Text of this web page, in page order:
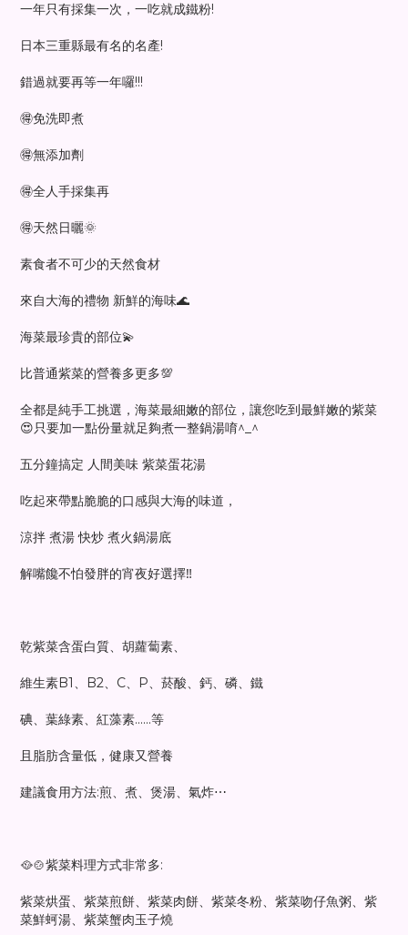
一年只有採集一次，一吃就成鐵粉!
日本三重縣最有名的名產!
錯過就要再等一年囉!!!
🉐免洗即煮
🉐無添加劑
🉐全人手採集再
🉐天然日曬🌞
素食者不可少的天然食材
來自大海的禮物 新鮮的海味🌊
海菜最珍貴的部位💫
比普通紫菜的營養多更多💯
全都是純手工挑選，海菜最細嫩的部位，讓您吃到最鮮嫩的紫菜
😍只要加一點份量就足夠煮一整鍋湯唷^_^
五分鐘搞定 人間美味 紫菜蛋花湯
吃起來帶點脆脆的口感與大海的味道，
涼拌 煮湯 快炒 煮火鍋湯底
解嘴饞不怕發胖的宵夜好選擇‼️
乾紫菜含蛋白質、胡蘿蔔素、
維生素B1、B2、C、P、菸酸、鈣、磷、鐵
碘、葉綠素、紅藻素......等
且脂肪含量低，健康又營養
建議食用方法:煎、煮、煲湯、氣炸⋯
🥘🍲紫菜料理方式非常多:
紫菜烘蛋、紫菜煎餅、紫菜肉餅、紫菜冬粉、紫菜吻仔魚粥、紫
菜鮮蚵湯、紫菜蟹肉玉子燒